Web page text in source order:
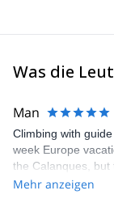
Was die
Man
Climbing with
week Europe
the Calanques, but
danger. Guillaume
Mehr anzeigen